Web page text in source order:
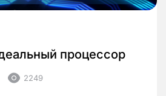
процессор
2249